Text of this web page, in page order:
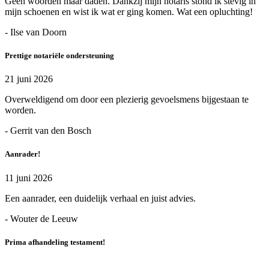
mijn schoenen en wist ik wat er ging komen. Wat een opluchting!
- Ilse van Doorn
Prettige notariële ondersteuning
21 juni 2026
Overweldigend om door een plezierig gevoelsmens bijgestaan te
worden.
- Gerrit van den Bosch
Aanrader!
11 juni 2026
Een aanrader, een duidelijk verhaal en juist advies.
- Wouter de Leeuw
Prima afhandeling testament!